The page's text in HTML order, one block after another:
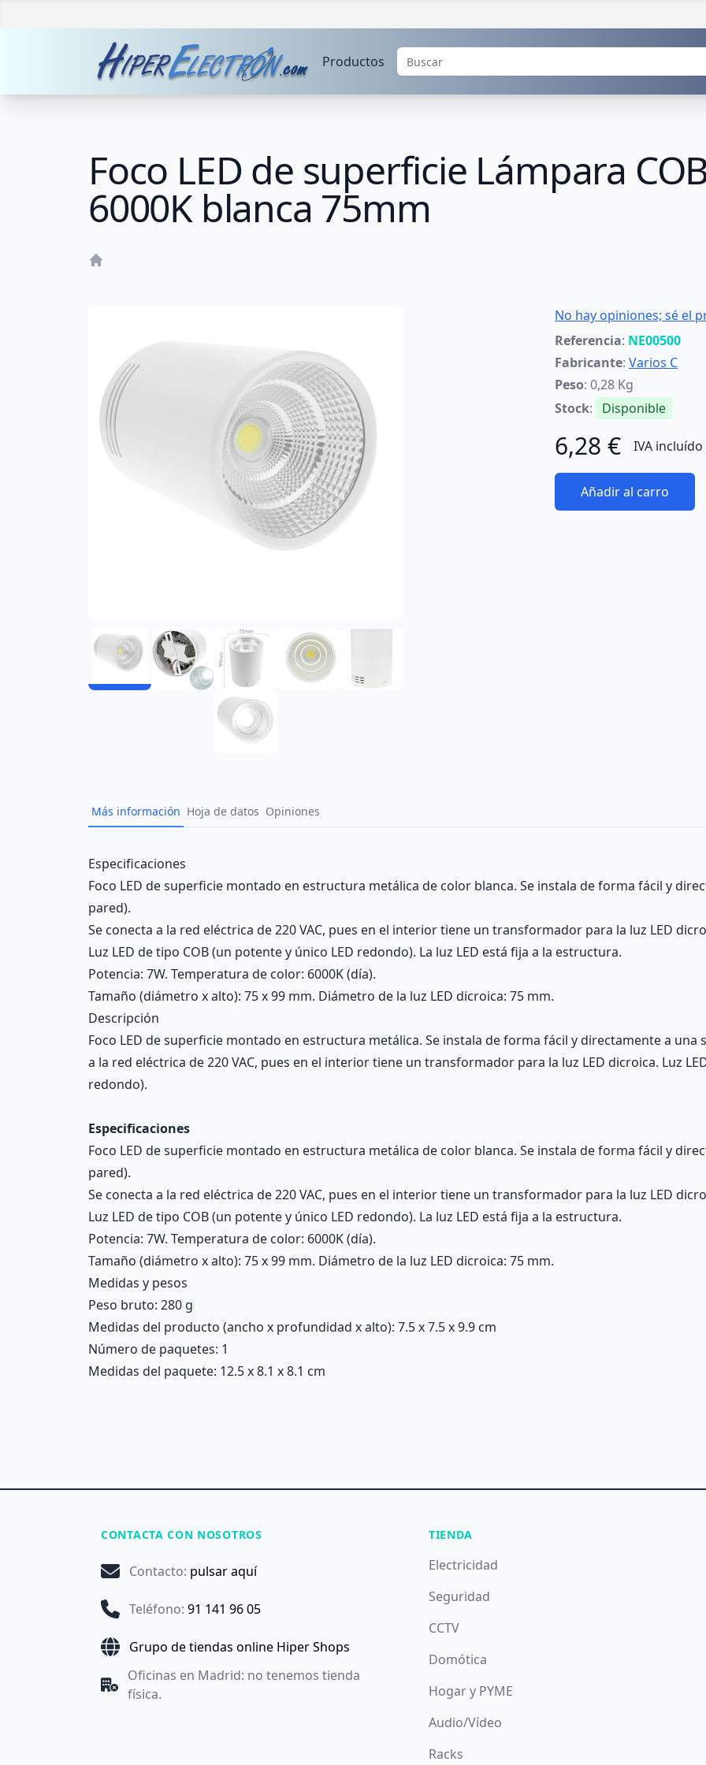
Productos
Foco LED de superficie Lámpara
6000K blanca 75mm
No hay opiniones; sé el
Referencia: NE00500
Fabricante: Varios C
Peso: 0,28 Kg
Stock: Disponible
6,28 € IVA incluído
Añadir al carro
Más información Hoja de datos Opiniones
Description
Especificaciones
Foco LED de superficie montado en estructura metálica de color blanca. Se instala de forma fácil y
pared).
Se conecta a la red eléctrica de 220 VAC, pues en el interior tiene un transformador para la luz LED
Luz LED de tipo COB (un potente y único LED redondo). La luz LED está fija a la estructura.
Potencia: 7W. Temperatura de color: 6000K (día).
Tamaño (diámetro x alto): 75 x 99 mm. Diámetro de la luz LED dicroica: 75 mm.
Descripción
Foco LED de superficie montado en estructura metálica. Se instala de forma fácil y directamente a una
a la red eléctrica de 220 VAC, pues en el interior tiene un transformador para la luz LED dicroica. Luz
redondo).
Especificaciones
Foco LED de superficie montado en estructura metálica de color blanca. Se instala de forma fácil y
pared).
Se conecta a la red eléctrica de 220 VAC, pues en el interior tiene un transformador para la luz LED
Luz LED de tipo COB (un potente y único LED redondo). La luz LED está fija a la estructura.
Potencia: 7W. Temperatura de color: 6000K (día).
Tamaño (diámetro x alto): 75 x 99 mm. Diámetro de la luz LED dicroica: 75 mm.
Medidas y pesos
Peso bruto: 280 g
Medidas del producto (ancho x profundidad x alto): 7.5 x 7.5 x 9.9 cm
Número de paquetes: 1
Medidas del paquete: 12.5 x 8.1 x 8.1 cm
CONTACTA CON NOSOTROS
Contacto: pulsar aquí
Teléfono: 91 141 96 05
Grupo de tiendas online Hiper Shops
Oficinas en Madrid: no tenemos tienda
física.
TIENDA
Electricidad
Seguridad
CCTV
Domótica
Hogar y PYME
Audio/Vídeo
Racks